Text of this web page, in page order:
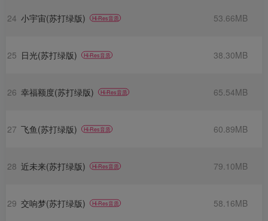
24 小宇宙(苏打绿版) Hi-Res音质 53.66MB
25 日光(苏打绿版) Hi-Res音质 38.30MB
26 幸福额度(苏打绿版) Hi-Res音质 65.54MB
27 飞鱼(苏打绿版) Hi-Res音质 60.89MB
28 近未来(苏打绿版) Hi-Res音质 79.10MB
29 交响梦(苏打绿版) Hi-Res音质 58.16MB